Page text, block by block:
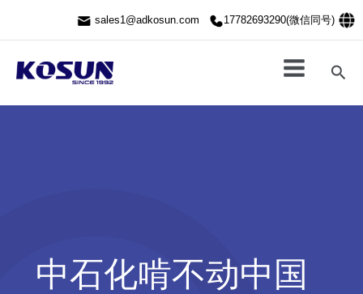
sales1@adkosun.com 17782693290(微信同号)
搜
索
中石化啃不动中国